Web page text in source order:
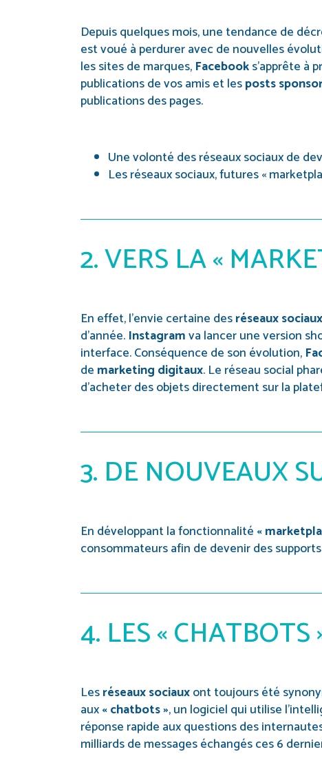
Depuis quelques mois, une tendance de
est voué à perdurer avec de nouvelles
les sites de marques, Facebooks’apprête à
publications de vos amis et lesposts
publications des pages.
Une volonté des réseaux sociaux de
Les réseaux sociaux, futures «
2. VERS LA «
En effet, l’envie certaine desréseaux sociaux
d’année. Instagramva lancer une version
interface. Conséquence de son évolution,
de marketing digitaux. Le réseau social
d’acheter des objets directement sur la
3. DE NOUVEAUX
En développant la fonctionnalité «
consommateurs afin de devenir des
4. LES « CHATBOTS
Lesréseaux sociauxont toujours été
aux« chatbots », un logiciel qui utilise
réponse rapide aux questions des
milliards de messages échangés ces 6